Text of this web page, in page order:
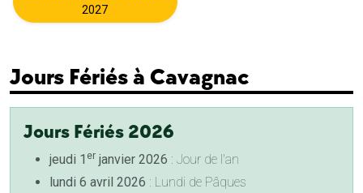
2027
Jours Fériés à Cavagnac
Jours Fériés 2026
jeudi 1 er janvier 2026 : Jour de l'an
lundi 6 avril 2026 : Lundi de Pâques